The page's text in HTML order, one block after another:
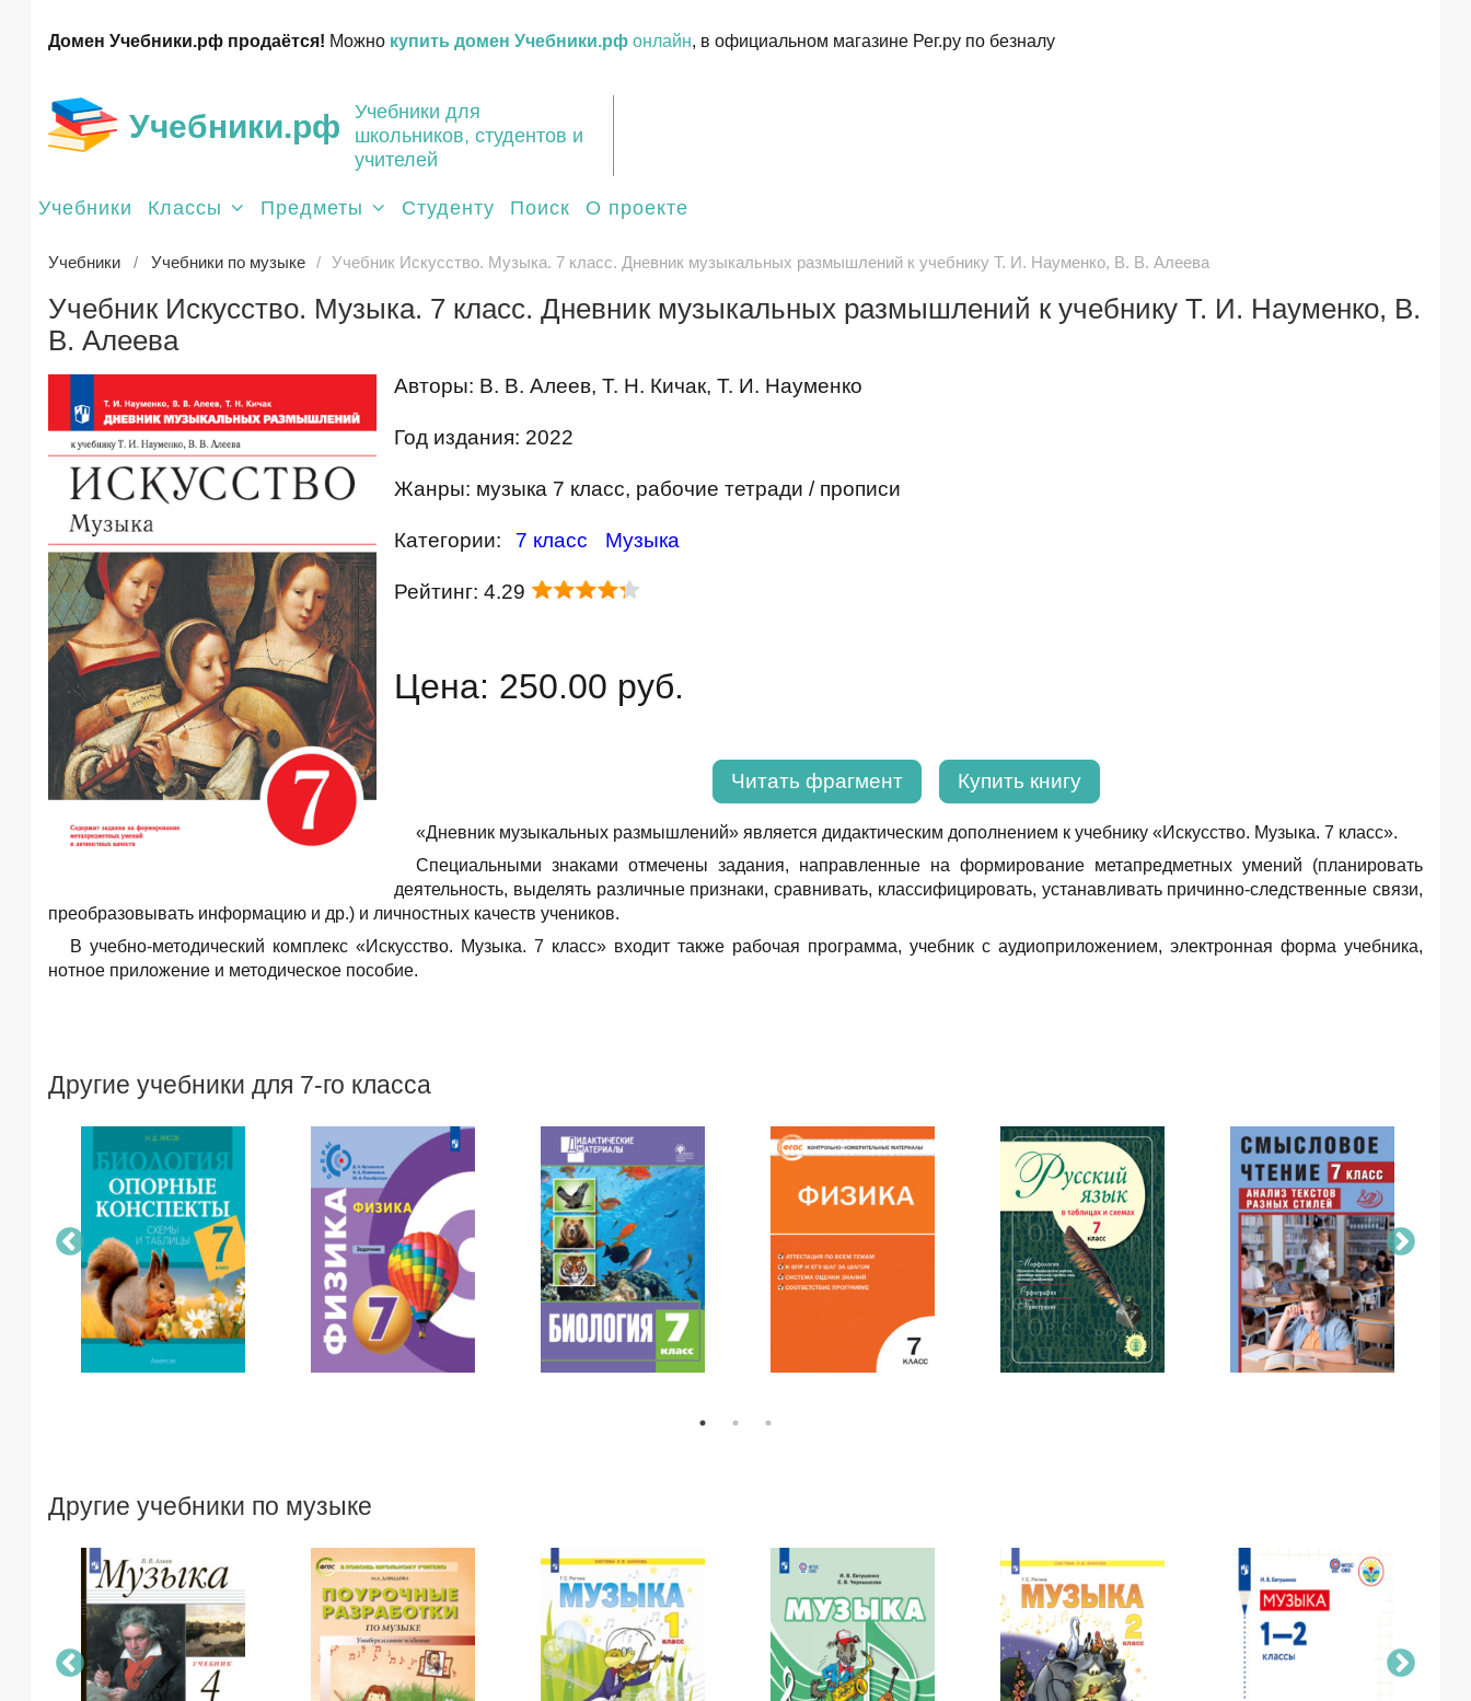
Домен Учебники.рф продаётся! Можно купить домен Учебники.рф онлайн, в официальном магазине Рег.ру по безналу
Учебники.рф
Учебники для
школьников, студентов и
учителей
Учебники Классы Предметы Студенту Поиск О проекте
Учебники Учебники по музыке Учебник Искусство. Музыка. 7 класс. Дневник музыкальных размышлений к учебнику Т. И. Науменко, В. В. Алеева
Учебник Искусство. Музыка. 7 класс. Дневник музыкальных размышлений к учебнику Т. И. Науменко, В.
В. Алеева
Авторы: В. В. Алеев, Т. Н. Кичак, Т. И. Науменко
Год издания: 2022
Жанры: музыка 7 класс, рабочие тетради / прописи
Категории: 7 класс Музыка
Рейтинг: 4.29
Цена: 250.00 руб.
Читать фрагмент Купить книгу
«Дневник музыкальных размышлений» является дидактическим дополнением к учебнику «Искусство. Музыка. 7 класс».
Специальными знаками отмечены задания, направленные на формирование метапредметных умений (планировать
деятельность, выделять различные признаки, сравнивать, классифицировать, устанавливать причинно-следственные связи,
преобразовывать информацию и др.) и личностных качеств учеников.
В учебно-методический комплекc «Искусство. Музыка. 7 класс» входит также рабочая программа, учебник с аудиоприложением, электронная форма учебника,
нотное приложение и методическое пособие.
Другие учебники для 7-го класса
Другие учебники по музыке